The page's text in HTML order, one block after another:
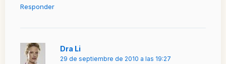
Responder
Dra Li
29 de septiembre de 2010 a las 19:27